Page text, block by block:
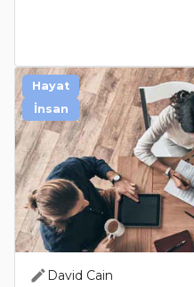
David Cain
Hayat
İnsan